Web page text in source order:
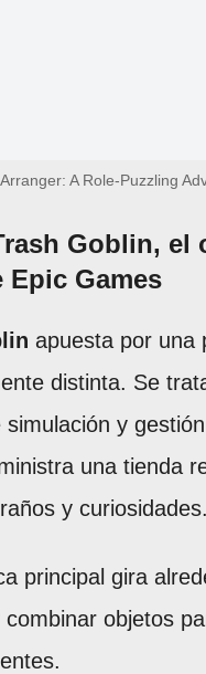
Arranger: A Role-Puzzling
Goblin, el
Epic Games
apuesta por una
distinta. Se
simulación y
una tienda
y curiosidades.
principal gira
objetos